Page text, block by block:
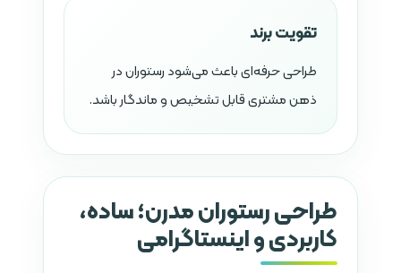
تقویت برند
طراحی حرفه‌ای باعث می‌شود رستوران در
ذهن مشتری قابل تشخیص و ماندگار باشد.
طراحی رستوران مدرن؛ ساده،
کاربردی و اینستاگرامی